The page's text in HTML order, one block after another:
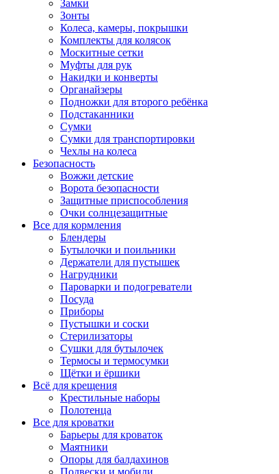
Замки
Зонты
Колеса, камеры, покрышки
Комплекты для колясок
Москитные сетки
Муфты для рук
Накидки и конверты
Органайзеры
Подножки для второго ребёнка
Подстаканники
Сумки
Сумки для транспортировки
Чехлы на колеса
Безопасность
Вожжи детские
Ворота безопасности
Защитные приспособления
Очки солнцезащитные
Все для кормления
Блендеры
Бутылочки и поильники
Держатели для пустышек
Нагрудники
Пароварки и подогреватели
Посуда
Приборы
Пустышки и соски
Стерилизаторы
Сушки для бутылочек
Термосы и термосумки
Щётки и ёршики
Всё для крещения
Крестильные наборы
Полотенца
Все для кроватки
Барьеры для кроваток
Маятники
Опоры для балдахинов
Подвески и мобили